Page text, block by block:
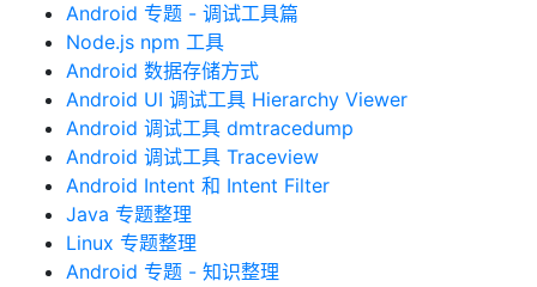
Android 专题 - 调试工具篇
Node.js npm 工具
Android 数据存储方式
Android UI 调试工具 Hierarchy Viewer
Android 调试工具 dmtracedump
Android 调试工具 Traceview
Android Intent 和 Intent Filter
Java 专题整理
Linux 专题整理
Android 专题 - 知识整理